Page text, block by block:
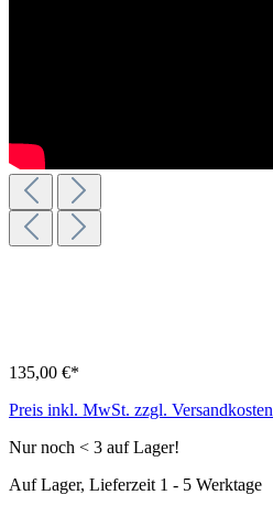
135,00 €*
Preis inkl. MwSt. zzgl. Versandkosten
Nur noch < 3 auf Lager!
Auf Lager, Lieferzeit 1 - 5 Werktage